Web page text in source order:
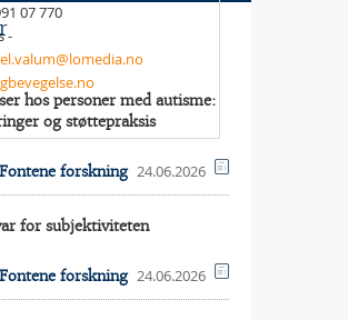
07 770
-
hos personer med autisme:
og støttepraksis
Fontene forskning 24.06.2026
for subjektiviteten
Fontene forskning 24.06.2026